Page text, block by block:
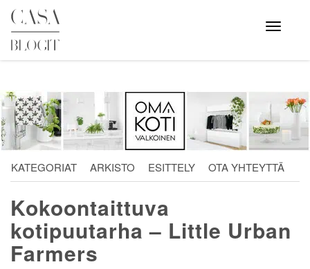
Skip
content
Avaa
valikko
KATEGORIAT ARKISTO ESITTELY OTA YHTEYTTÄ
Kokoontaittuva
kotipuutarha – Little Urban
Farmers